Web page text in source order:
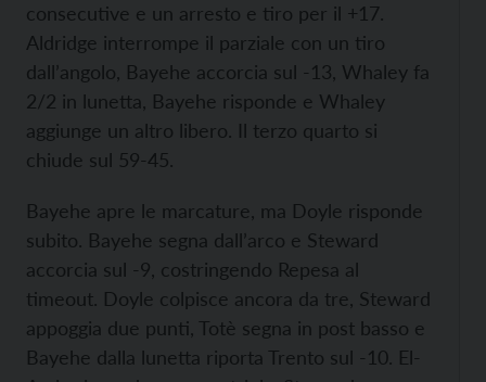
consecutive e un arresto e tiro per il +17.
Aldridge interrompe il parziale con un tiro
dall’angolo, Bayehe accorcia sul -13, Whaley fa
2/2 in lunetta, Bayehe risponde e Whaley
aggiunge un altro libero. Il terzo quarto si
chiude sul 59-45.
Bayehe apre le marcature, ma Doyle risponde
subito. Bayehe segna dall’arco e Steward
accorcia sul -9, costringendo Repesa al
timeout. Doyle colpisce ancora da tre, Steward
appoggia due punti, Totè segna in post basso e
Bayehe dalla lunetta riporta Trento sul -10. El-